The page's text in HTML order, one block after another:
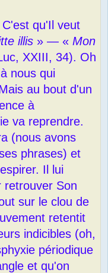
qu'Il veut
illis » — « Mon
XXIII, 34). Oh
nous qui
au bout d'un
à
va reprendre.
(nous avons
phrases) et
Il lui
retrouver Son
sur le clou de
retentit
indicibles (oh,
périodique
et qu'on